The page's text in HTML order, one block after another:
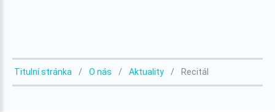
Titulní stránka O nás Aktuality Recitál